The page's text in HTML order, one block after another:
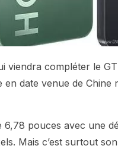
viendra compléter le
date venue de
pouces avec une
Mais c’est surtout